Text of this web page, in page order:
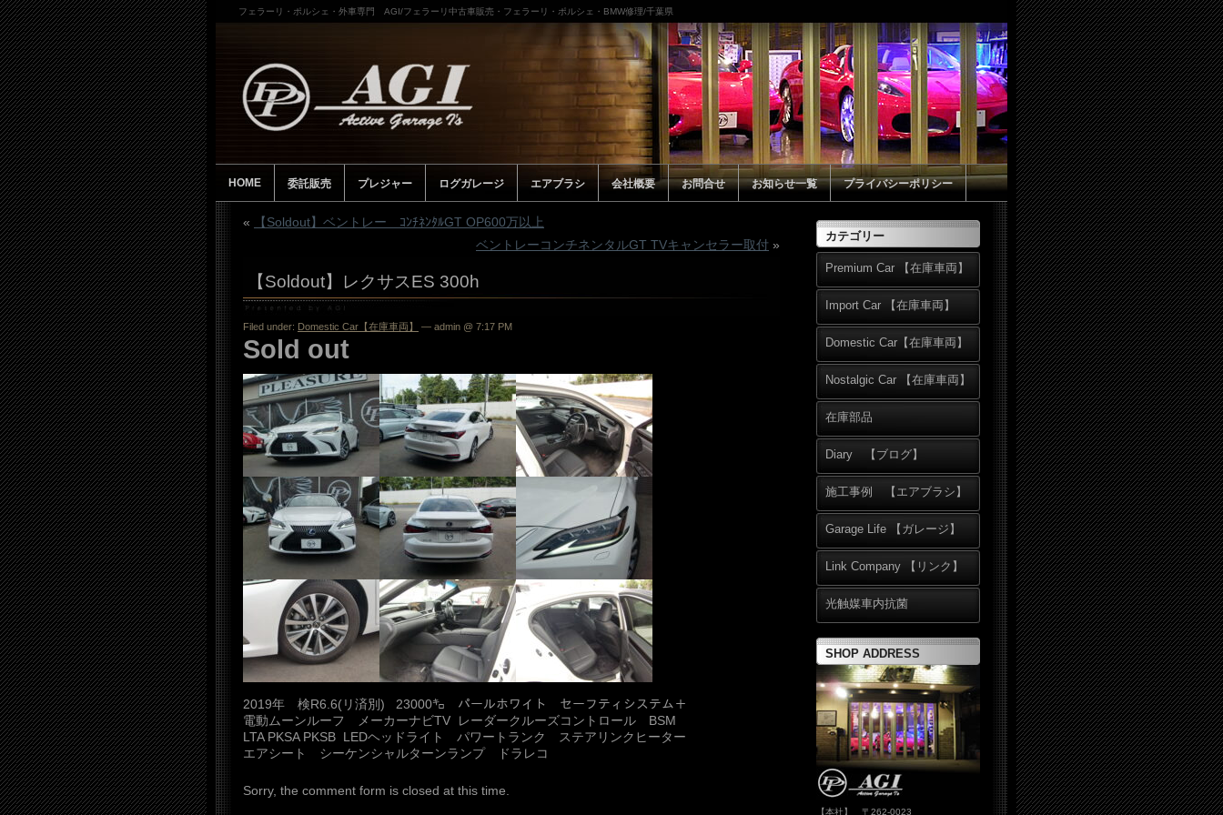
フェラーリ・ポルシェ・外車専門 AGI/フェラーリ中古車販売・フェラーリ・ポルシェ・BMW修理/千葉県
HOME 委託販売 プレジャー ログガレージ エアブラシ 会社概要 お問合せ お知らせ一覧 プライバシーポリシー
«
【Soldout】ベントレー ｺﾝﾁﾈﾝﾀﾙGT OP600万以上
ベントレーコンチネンタルGT TVキャンセラー取付 »
【Soldout】レクサスES 300h
Filed under: Domestic Car【在庫車両】 — admin @ 7:17 PM
Sold out
2019年 検R6.6(リ済別) 23000㌔ パールホワイト セーフティシステム＋
電動ムーンルーフ メーカーナビTV レーダークルーズコントロール BSM
LTA PKSA PKSB LEDヘッドライト パワートランク ステアリンクヒーター
エアシート シーケンシャルターンランプ ドラレコ
Sorry, the comment form is closed at this time.
カテゴリー
Premium Car 【在庫車両】
Import Car 【在庫車両】
Domestic Car【在庫車両】
Nostalgic Car 【在庫車両】
在庫部品
Diary 【ブログ】
施工事例 【エアブラシ】
Garage Life 【ガレージ】
Link Company 【リンク】
光触媒車内抗菌
SHOP ADDRESS
【本社】 〒262-0023